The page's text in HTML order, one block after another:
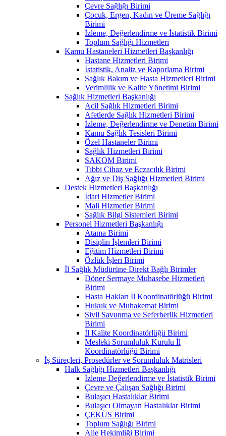
Çevre Sağlığı Birimi
Çocuk, Ergen, Kadın ve Üreme Sağlığı
Birimi
İzleme, Değerlendirme ve İstatistik Birimi
Toplum Sağlığı Hizmetleri
Kamu Hastaneleri Hizmetleri Başkanlığı
Hastane Hizmetleri Birimi
İstatistik, Analiz ve Raporlama Birimi
Sağlık Bakım ve Hasta Hizmetleri Birimi
Verimlilik ve Kalite Yönetimi Birimi
Sağlık Hizmetleri Başkanlığı
Acil Sağlık Hizmetleri Birimi
Afetlerde Sağlık Hizmetleri Birimi
İzleme, Değerlendirme ve Denetim Birimi
Kamu Sağlık Tesisleri Birimi
Özel Hastaneler Birimi
Sağlık Hizmetleri Birimi
SAKOM Birimi
Tıbbi Cihaz ve Eczacılık Birimi
Ağız ve Diş Sağlığı Hizmetleri Birimi
Destek Hizmetleri Başkanlığı
İdari Hizmetler Birimi
Mali Hizmetler Birimi
Sağlık Bilgi Sistemleri Birimi
Personel Hizmetleri Başkanlığı
Atama Birimi
Disiplin İşlemleri Birimi
Eğitim Hizmetleri Birimi
Özlük İşleri Birimi
İl Sağlık Müdürüne Direkt Bağlı Birimler
Döner Sermaye Muhasebe Hizmetleri
Birimi
Hasta Hakları İl Koordinatörlüğü Birimi
Hukuk ve Muhakemat Birimi
Sivil Savunma ve Seferberlik Hizmetleri
Birimi
İl Kalite Koordinatörlüğü Birimi
Mesleki Sorumluluk Kurulu İl
Koordinatörlüğü Birimi
İş Süreçleri, Prosedürler ve Sorumluluk Matrisleri
Halk Sağlığı Hizmetleri Başkanlığı
İzleme Değerlendirme ve İstatistik Birimi
Çevre ve Çalışan Sağlığı Birimi
Bulaşıcı Hastalıklar Birimi
Bulaşıcı Olmayan Hastalıklar Birimi
ÇEKÜS Birimi
Toplum Sağlığı Birimi
Aile Hekimliği Birimi